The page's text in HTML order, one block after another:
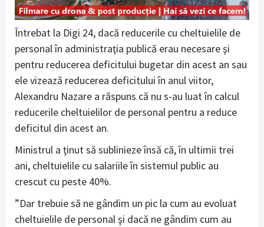
Întrebat la Digi 24, dacă reducerile cu cheltuielile de
personal în administraţia publică erau necesare şi
pentru reducerea deficitului bugetar din acest an sau
ele vizează reducerea deficitului în anul viitor,
Alexandru Nazare a răspuns că nu s-au luat în calcul
reducerile cheltuielilor de personal pentru a reduce
deficitul din acest an.
Ministrul a ţinut să sublinieze însă că, în ultimii trei
ani, cheltuielile cu salariile în sistemul public au
crescut cu peste 40%.
”Dar trebuie să ne gândim un pic la cum au evoluat
cheltuielile de personal şi dacă ne gândim cum au